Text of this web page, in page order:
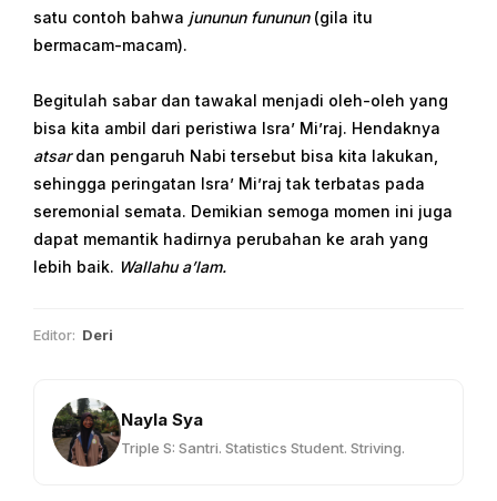
satu contoh bahwa jununun fununun (gila itu
bermacam-macam).
Begitulah sabar dan tawakal menjadi oleh-oleh yang
bisa kita ambil dari peristiwa Isra’ Mi’raj. Hendaknya
atsardan pengaruh Nabi tersebut bisa kita lakukan,
sehingga peringatan Isra’ Mi’raj tak terbatas pada
seremonial semata. Demikian semoga momen ini juga
dapat memantik hadirnya perubahan ke arah yang
lebih baik. Wallahu a’lam.
Editor: Deri
Nayla Sya
Triple S: Santri. Statistics Student. Striving.